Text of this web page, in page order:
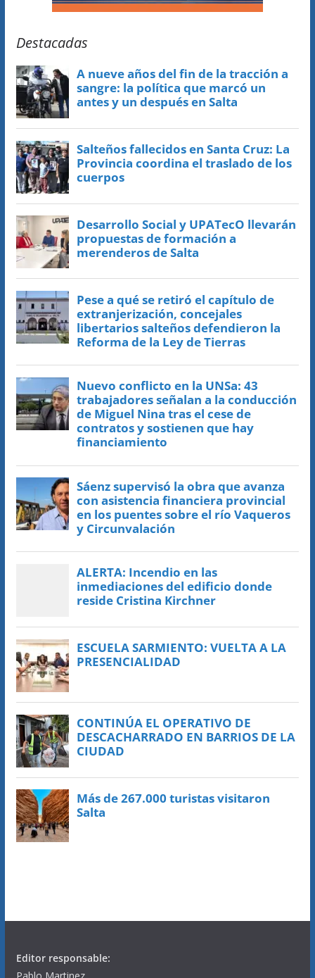
Destacadas
Editor responsable: